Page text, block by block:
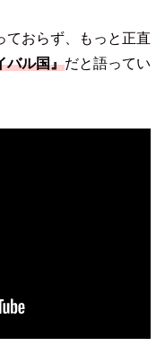
ておらず、もっと正直
バル国』だと語ってい